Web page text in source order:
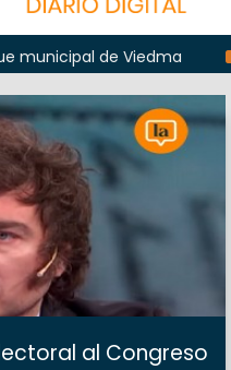
de Viedma La
en Roca
al Congreso